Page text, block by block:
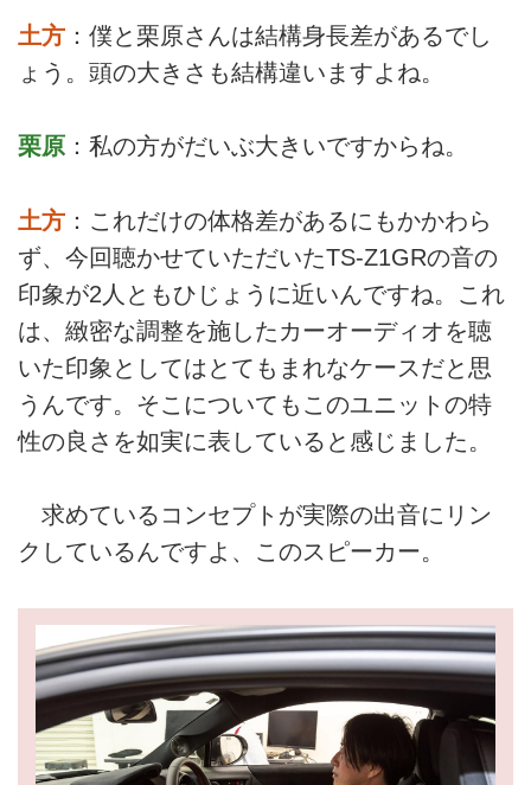
土方 ：僕と栗原さんは結構身長差があるでし
ょう。頭の大きさも結構違いますよね。
栗原 ：私の方がだいぶ大きいですからね。
土方 ：これだけの体格差があるにもかかわら
ず、今回聴かせていただいたTS-Z1GRの音の
印象が2人ともひじょうに近いんですね。これ
は、緻密な調整を施したカーオーディオを聴
いた印象としてはとてもまれなケースだと思
うんです。そこについてもこのユニットの特
性の良さを如実に表していると感じました。
求めているコンセプトが実際の出音にリン
クしているんですよ、このスピーカー。